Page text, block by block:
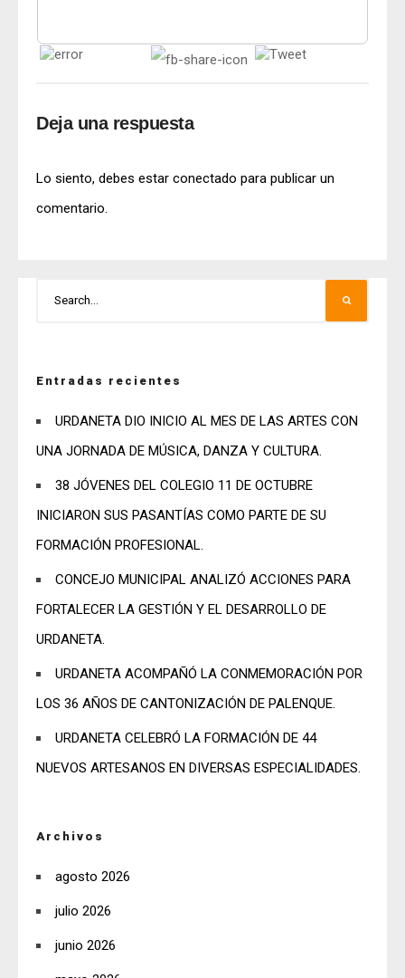
Deja una respuesta
Lo siento, debes estar conectado para publicar un
comentario.
Entradas recientes
URDANETA DIO INICIO AL MES DE LAS ARTES CON
UNA JORNADA DE MÚSICA, DANZA Y CULTURA.
38 JÓVENES DEL COLEGIO 11 DE OCTUBRE
INICIARON SUS PASANTÍAS COMO PARTE DE SU
FORMACIÓN PROFESIONAL.
CONCEJO MUNICIPAL ANALIZÓ ACCIONES PARA
FORTALECER LA GESTIÓN Y EL DESARROLLO DE
URDANETA.
URDANETA ACOMPAÑÓ LA CONMEMORACIÓN POR
LOS 36 AÑOS DE CANTONIZACIÓN DE PALENQUE.
URDANETA CELEBRÓ LA FORMACIÓN DE 44
NUEVOS ARTESANOS EN DIVERSAS ESPECIALIDADES.
Archivos
agosto 2026
julio 2026
junio 2026